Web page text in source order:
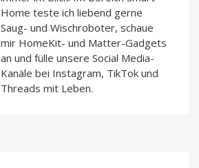
Home teste ich liebend gerne
Saug- und Wischroboter, schaue
mir HomeKit- und Matter-Gadgets
an und fülle unsere Social Media-
Kanäle bei Instagram, TikTok und
Threads mit Leben.